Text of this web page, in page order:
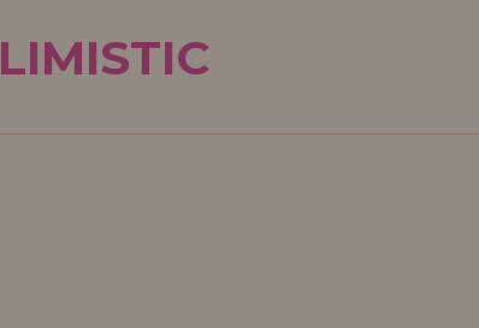
neuer Händler
LIMISTIC